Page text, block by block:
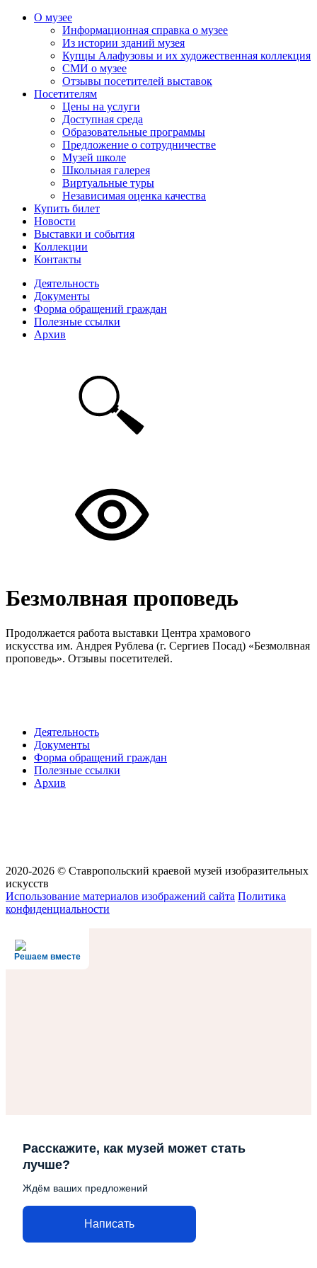
О музее
Информационная справка о музее
Из истории зданий музея
Купцы Алафузовы и их художественная коллекция
СМИ о музее
Отзывы посетителей выставок
Посетителям
Цены на услуги
Доступная среда
Образовательные программы
Предложение о сотрудничестве
Музей школе
Школьная галерея
Виртуальные туры
Независимая оценка качества
Купить билет
Новости
Выставки и события
Коллекции
Контакты
Деятельность
Документы
Форма обращений граждан
Полезные ссылки
Архив
Безмолвная проповедь
Продолжается работа выставки Центра храмового
искусства им. Андрея Рублева (г. Сергиев Посад) «Безмолвная
проповедь». Отзывы посетителей.
Деятельность
Документы
Форма обращений граждан
Полезные ссылки
Архив
2020-2026 © Ставропольский краевой музей изобразительных
искусств
Использование материалов изображений сайта Политика
конфиденциальности
Решаем вместе
Расскажите, как музей может стать
лучше?
Ждём ваших предложений
Написать